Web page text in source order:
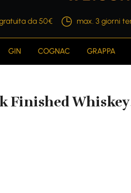
da 50€ max. 3 giorni
GIN COGNAC GRAPPA
Whiskey